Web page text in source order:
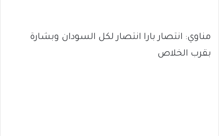
مناوي: انتصار بارا انتصار لكل السودان وبشارة
بقرب الخلاص